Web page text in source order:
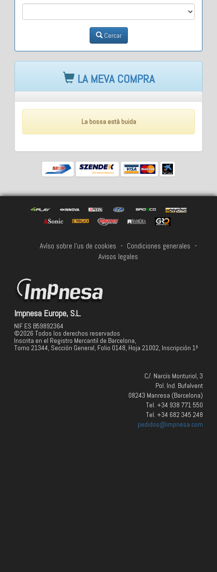
Cercar
LA MEVA COMPRA
La bossa està buida
Avíso sobre l'us de cookies - Condiciones generales -
Avisos legales
Impnesa Europe, S.L.
NIF ES B59892364
©2026 Todos los derechos reservados
Inscrita en el Registro Mercantil de Barcelona,
Tomo 21344, Sección General, Folio 0148, Hoja 21002, Inscripción 1ª
C/. Narcís Monturiol, 3
Pol. Ind. Bufalvent
08243 Manresa (Barcelona)
Tel. +34 938 771 550
Tel. +34 682 345 248
pedidos@impnesa.com